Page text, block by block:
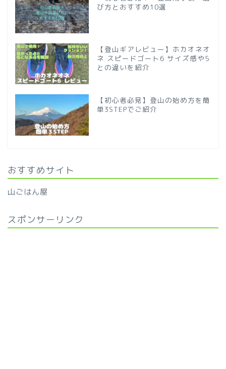
び方とおすすめ10選
【登山ギアレビュー】ホカオネオ
ネ スピードゴート6 サイズ感や5
との違いを紹介
【初心者必見】登山の始め方を簡
単3STEPでご紹介
おすすめサイト
山ごはん屋
スポンサーリンク